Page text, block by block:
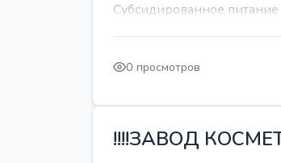
Субсидированное
0 просмотров
!!!!ЗАВОД